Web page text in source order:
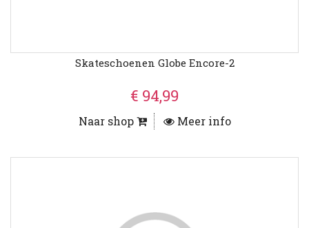
Skateschoenen Globe Encore-2
€ 94,99
Naar shop Meer info